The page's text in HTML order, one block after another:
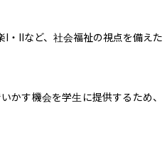
・IIなど、社会福祉の視点を備えた
かす機会を学生に提供するため、